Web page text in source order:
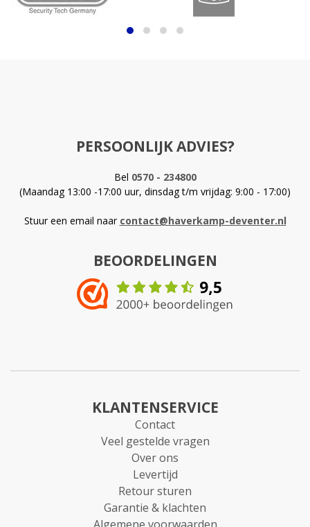
PERSOONLIJK ADVIES?
Bel 0570 - 234800
(Maandag 13:00 -17:00 uur, dinsdag t/m vrijdag: 9:00 - 17:00)
Stuur een email naar contact@haverkamp-deventer.nl
BEOORDELINGEN
KLANTENSERVICE
Contact
Veel gestelde vragen
Over ons
Levertijd
Retour sturen
Garantie & klachten